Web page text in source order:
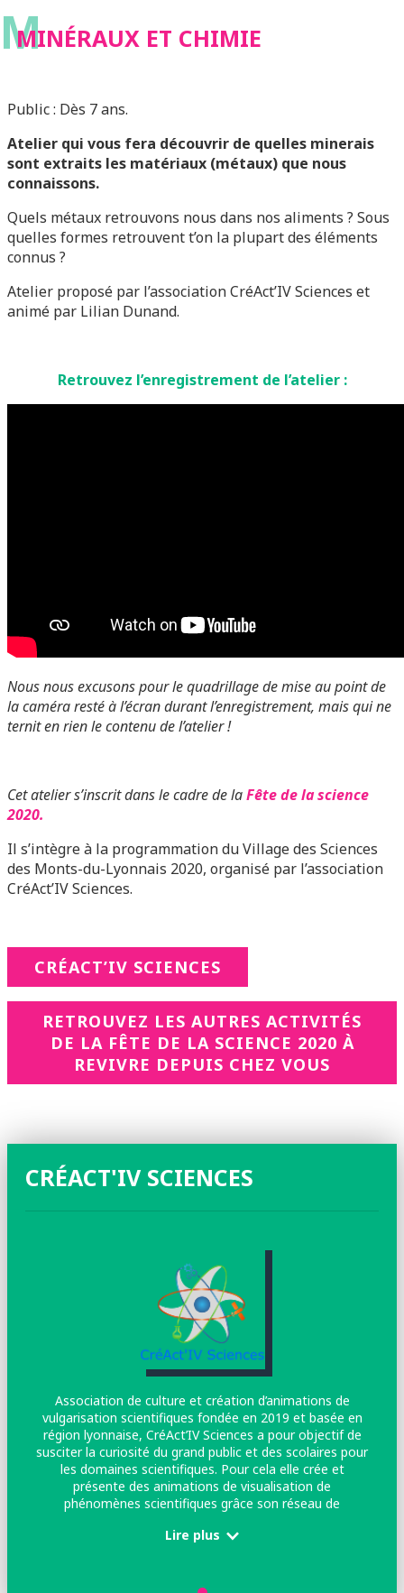
M
MINÉRAUX ET CHIMIE
Public : Dès 7 ans.
Atelier qui vous fera découvrir de quelles minerais
sont extraits les matériaux (métaux) que nous
connaissons.
Quels métaux retrouvons nous dans nos aliments ? Sous
quelles formes retrouvent t’on la plupart des éléments
connus ?
Atelier proposé par l’association CréAct’IV Sciences et
animé par Lilian Dunand.
Retrouvez l’enregistrement de l’atelier :
Nous nous excusons pour le quadrillage de mise au point de
la caméra resté à l’écran durant l’enregistrement, mais qui ne
ternit en rien le contenu de l’atelier !
Cet atelier s’inscrit dans le cadre de laFête de la science
2020.
Il s’intègre à la programmation du Village des Sciences
des Monts-du-Lyonnais 2020, organisé par l’association
CréAct’IV Sciences.
CRÉACT’IV SCIENCES
RETROUVEZ LES AUTRES ACTIVITÉS
DE LA FÊTE DE LA SCIENCE 2020 À
REVIVRE DEPUIS CHEZ VOUS
CRÉACT'IV SCIENCES
Association de culture et création d’animations de
vulgarisation scientifiques fondée en 2019 et basée en
région lyonnaise, CréAct’IV Sciences a pour objectif de
susciter la curiosité du grand public et des scolaires pour
les domaines scientifiques. Pour cela elle crée et
présente des animations de visualisation de
phénomènes scientifiques grâce son réseau de
Lire plus